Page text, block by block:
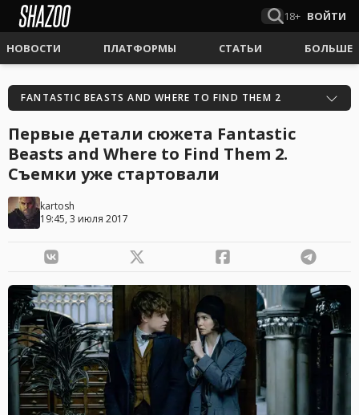
18+ ВОЙТИ
НОВОСТИ ПЛАТФОРМЫ СТАТЬИ БОЛЬШЕ
FANTASTIC BEASTS AND WHERE TO FIND THEM 2
Первые детали сюжета Fantastic
Beasts and Where to Find Them 2.
Съемки уже стартовали
kartosh
19:45, 3 июля 2017